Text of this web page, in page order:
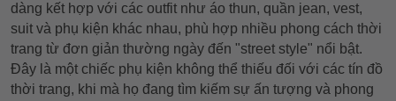
dàng kết hợp với các outfit như áo thun, quần jean, vest,
suit và phụ kiện khác nhau, phù hợp nhiều phong cách thời
trang từ đơn giản thường ngày đến "street style" nổi bật.
Đây là một chiếc phụ kiện không thể thiếu đối với các tín đồ
thời trang, khi mà họ đang tìm kiếm sự ấn tượng và phong